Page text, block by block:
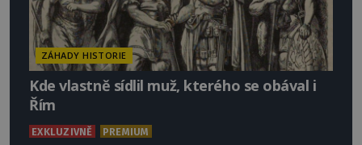
ZÁHADY HISTORIE
Kde vlastně sídlil muž, kterého se obával i
Řím
EXKLUZIVNĚ PREMIUM